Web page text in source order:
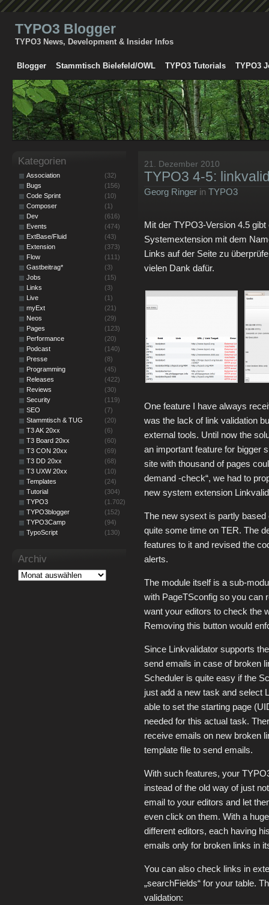
TYPO3 Blogger
TYPO3 News, Development & Insider Infos
Blogger Stammtisch Bielefeld/OWL TYPO3 Tutorials TYPO3
21. Dezember 2010
TYPO3 4-5:
Georg Ringer in TYPO3
Mit der TYPO3-Version 4.5
Systemextension mit dem
Links auf der Seite zu
vielen Dank dafür.
One feature I have always
was the lack of link validation
external tools. Until now the
an important feature for bigger
site with thousand of pages
demand -check“, we had to
new system extension
The new sysext is partly based
quite some time on TER. The
features to it and revised the
alerts.
The module itself is a sub-
with PageTSconfig so you can
want your editors to check the
Removing this button would
Since Linkvalidator supports
send emails in case of broken
Scheduler is quite easy if the
just add a new task and select
able to set the starting page
needed for this actual task.
receive emails on new broken
template file to send emails.
With such features, your
instead of the old way of just
email to your editors and let
even click on them. With a
different editors, each having
emails only for broken links in
You can also check links in
„searchFields“ for your table.
validation:
Kategorien
Association
(32)
Bugs
(156)
Code Sprint
(10)
Composer
(1)
Dev
(616)
Events
(474)
ExtBase/Fluid
(43)
Extension
(373)
Flow
(111)
Gastbeitrag*
(3)
Jobs
(15)
Links
(3)
Live
(1)
myExt
(21)
Neos
(29)
Pages
(123)
Performance
(20)
Podcast
(140)
Presse
(8)
Programming
(45)
Releases
(422)
Reviews
(30)
Security
(119)
SEO
(7)
Stammtisch & TUG
(20)
T3 AK 20xx
(6)
T3 Board 20xx
(60)
T3 CON 20xx
(69)
T3 DD 20xx
(68)
T3 UXW 20xx
(10)
Templates
(24)
Tutorial
(304)
TYPO3
(1.702)
TYPO3blogger
(152)
TYPO3Camp
(94)
TypoScript
(130)
Archiv